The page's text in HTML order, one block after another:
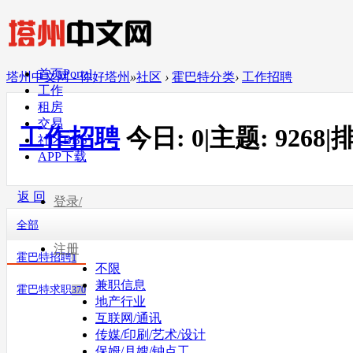
首页Portal
工作
租房
交易
社区BBS
APP下载
登录/
注册
塔州中文网 - 你好塔州 »社区 › 霍巴特分类› 工作招聘
工作招聘 今日: 0|主题: 9268|
返 回
全部
霍巴特招聘1
霍巴特求职370
不限
兼职信息
地产行业
互联网/通讯
传媒/印刷/艺术/设计